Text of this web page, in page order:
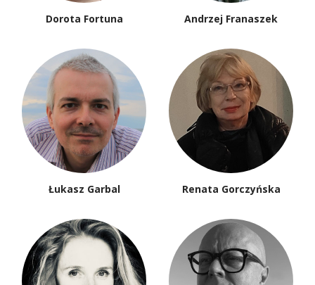
Dorota Fortuna Andrzej Franaszek
Łukasz Garbal Renata Gorczyńska